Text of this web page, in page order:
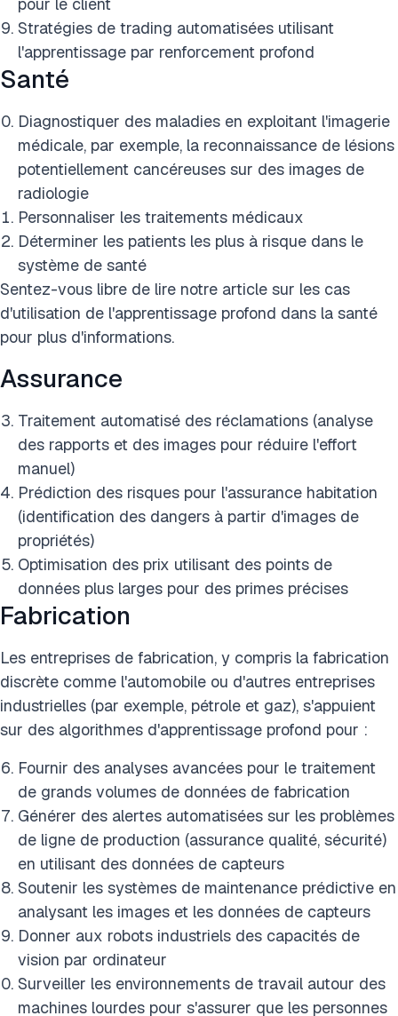
Stratégies de trading automatisées utilisant
l'apprentissage par renforcement profond
Santé
Diagnostiquer des maladies en exploitant l'imagerie
médicale, par exemple, la reconnaissance de lésions
potentiellement cancéreuses sur des images de
radiologie
Personnaliser les traitements médicaux
Déterminer les patients les plus à risque dans le
système de santé
Sentez-vous libre de lire notre article sur les cas
d'utilisation de l'apprentissage profond dans la santé
pour plus d'informations.
Assurance
Traitement automatisé des réclamations (analyse
des rapports et des images pour réduire l'effort
manuel)
Prédiction des risques pour l'assurance habitation
(identification des dangers à partir d'images de
propriétés)
Optimisation des prix utilisant des points de
données plus larges pour des primes précises
Fabrication
Les entreprises de fabrication, y compris la fabrication
discrète comme l'automobile ou d'autres entreprises
industrielles (par exemple, pétrole et gaz), s'appuient
sur des algorithmes d'apprentissage profond pour :
Fournir des analyses avancées pour le traitement
de grands volumes de données de fabrication
Générer des alertes automatisées sur les problèmes
de ligne de production (assurance qualité, sécurité)
en utilisant des données de capteurs
Soutenir les systèmes de maintenance prédictive en
analysant les images et les données de capteurs
Donner aux robots industriels des capacités de
vision par ordinateur
Surveiller les environnements de travail autour des
machines lourdes pour s'assurer que les personnes